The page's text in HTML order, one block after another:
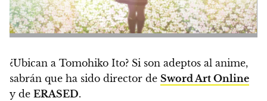
¿Ubican a Tomohiko Ito? Si son adeptos al anime,
sabrán que ha sido director de Sword Art Online
y de ERASED.